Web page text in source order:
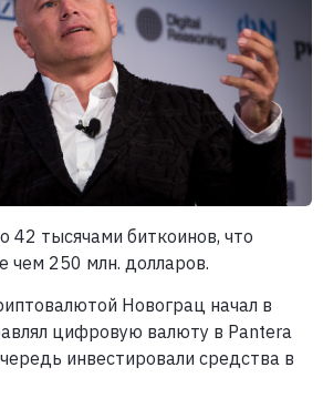
42 тысячами биткоинов, что
чем 250 млн. долларов.
Новограц начал в
цифровую валюту в Pantera
инвестировали средства в